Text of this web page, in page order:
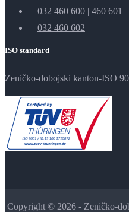
032 460 600 | 460 601
032 460 602
ISO standard
Zeničko-dobojski kanton-ISO
Copyright © 2026 - Zeničko-